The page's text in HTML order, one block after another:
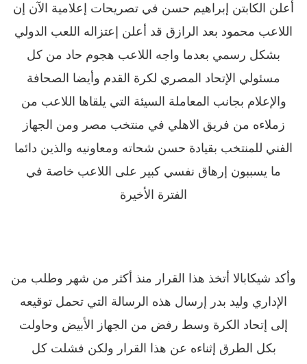
أعلن الكابتن إبراهيم حسن في تصريحات إعلامية الآن إن
اللاعب محمود بعد الرازق قد أعلن إعتزاله اللعب الدولي
بشكل رسمي بعدما واجه اللاعب هجوم حاد من كل
مسئولي الإتحاد المصري لكرة القدم وأيضا الصحافة
والإعلام بجانب المعاملة السيئة التي يلقاها اللاعب من
زملاءه من فريق الاهلي في منتخب مصر ومن الجهاز
الفني للمنتخب بقيادة حسن شحاته ومعاونيه والذين دائما
ما يسببون إرهاق نفسي كبير على اللاعب خاصة في
الفترة الأخيرة
وأكد شيكابالا أتخذ هذا القرار منذ أكثر من شهر وطلب من
الإداري وليد بدر إرسال هذه الرسالة التي تحمل توقيعه
إلى إتحاد الكرة وسط رفض من الجهاز الأبيض وحاولت
بكل الطرق إثناءه عن هذا القرار ولكن فشلت كل